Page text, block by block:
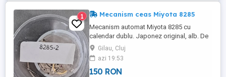
1 Mecanism ceas Miyota 8285
Mecanism automat Miyota 8285 cu
calendar dublu. Japonez original, alb. De
înaltă calitate, cu frânghie superioară.
Precizie de 21.600 rpm și 42 ore de
autonomie. Nou în cutie
Gilau, Cluj
azi 19:53
150 RON